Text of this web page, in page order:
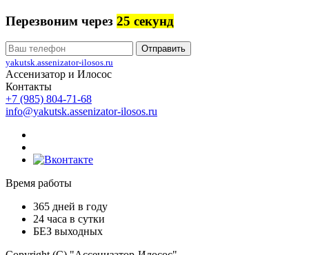
Перезвоним через 25 секунд
Отправить
yakutsk.assenizator-ilosos.ru
Ассенизатор и Илосос
Контакты
+7 (985) 804-71-68
info@yakutsk.assenizator-ilosos.ru
Время работы
365 дней в году
24 часа в сутки
БЕЗ выходных